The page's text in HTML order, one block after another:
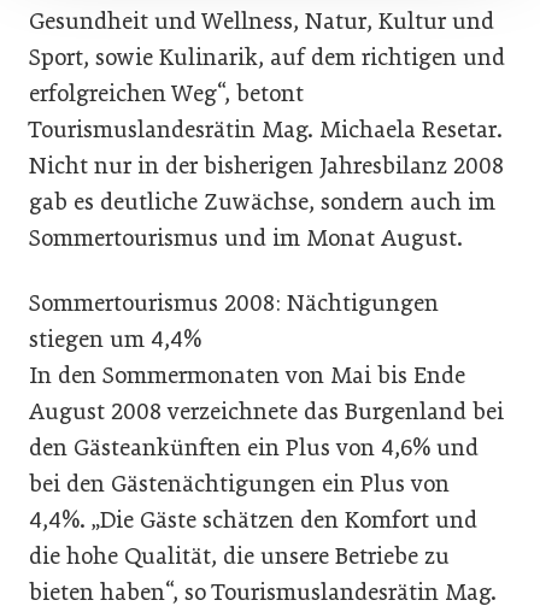
Gesundheit und Wellness, Natur, Kultur und
Sport, sowie Kulinarik, auf dem richtigen und
erfolgreichen Weg“, betont
Tourismuslandesrätin Mag. Michaela Resetar.
Nicht nur in der bisherigen Jahresbilanz 2008
gab es deutliche Zuwächse, sondern auch im
Sommertourismus und im Monat August.
Sommertourismus 2008: Nächtigungen
stiegen um 4,4%
In den Sommermonaten von Mai bis Ende
August 2008 verzeichnete das Burgenland bei
den Gästeankünften ein Plus von 4,6% und
bei den Gästenächtigungen ein Plus von
4,4%. „Die Gäste schätzen den Komfort und
die hohe Qualität, die unsere Betriebe zu
bieten haben“, so Tourismuslandesrätin Mag.